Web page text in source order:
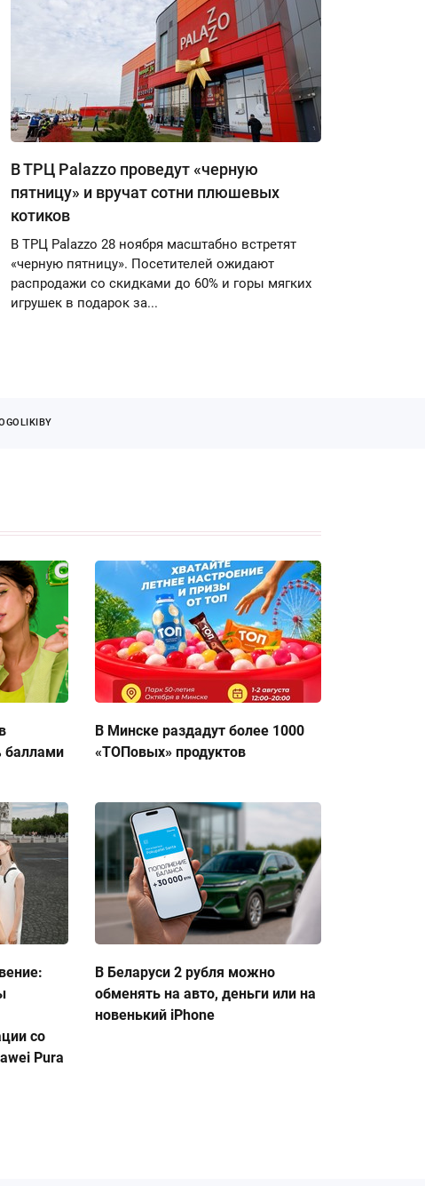
В ТРЦ Palazzo проведут «черную
пятницу» и вручат сотни плюшевых
котиков
В ТРЦ Palazzo 28 ноября масштабно встретят
«черную пятницу». Посетителей ожидают
распродажи со скидками до 60% и горы мягких
игрушек в подарок за...
баллами
В Минске раздадут более 1000
«ТОПовых» продуктов
со
Pura
В Беларуси 2 рубля можно
обменять на авто, деньги или на
новенький iPhone